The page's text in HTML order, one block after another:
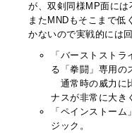
が、双剣同様MP面には
またMNDもそこまで低
かないので実戦的には
「バーストスト
る「拳闘」専用の
通常時の威力に
ナスが非常に大き
「ペインストー
ジック。